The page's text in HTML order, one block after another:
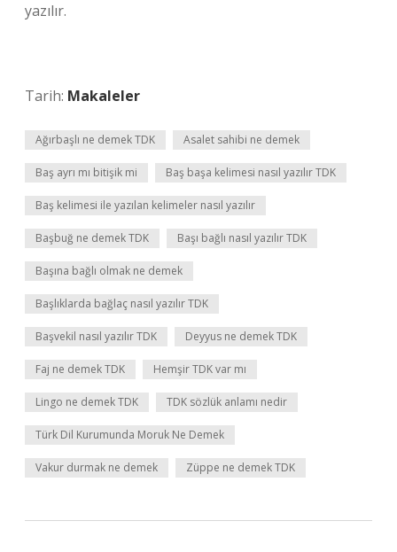
yazılır.
Tarih: Makaleler
Ağırbaşlı ne demek TDK Asalet sahibi ne demek
Baş ayrı mı bitişik mi Baş başa kelimesi nasıl yazılır TDK
Baş kelimesi ile yazılan kelimeler nasıl yazılır
Başbuğ ne demek TDK Başı bağlı nasıl yazılır TDK
Başına bağlı olmak ne demek
Başlıklarda bağlaç nasıl yazılır TDK
Başvekil nasıl yazılır TDK Deyyus ne demek TDK
Faj ne demek TDK Hemşir TDK var mı
Lingo ne demek TDK TDK sözlük anlamı nedir
Türk Dil Kurumunda Moruk Ne Demek
Vakur durmak ne demek Züppe ne demek TDK